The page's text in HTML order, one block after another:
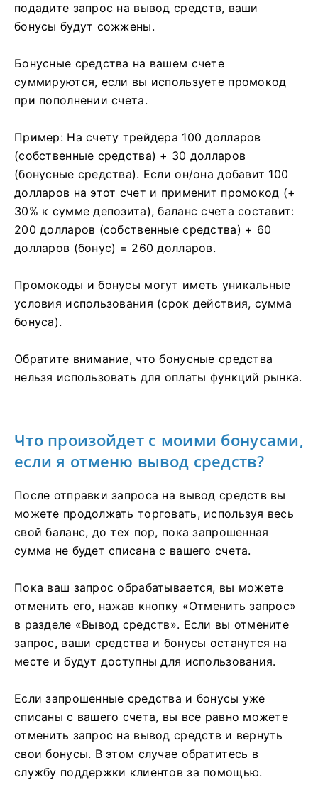
подадите запрос на вывод средств, ваши
бонусы будут сожжены.
Бонусные средства на вашем счете
суммируются, если вы используете промокод
при пополнении счета.
Пример: На счету трейдера 100 долларов
(собственные средства) + 30 долларов
(бонусные средства). Если он/она добавит 100
долларов на этот счет и применит промокод (+
30% к сумме депозита), баланс счета составит:
200 долларов (собственные средства) + 60
долларов (бонус) = 260 долларов.
Промокоды и бонусы могут иметь уникальные
условия использования (срок действия, сумма
бонуса).
Обратите внимание, что бонусные средства
нельзя использовать для оплаты функций рынка.
Что произойдет с моими бонусами,
если я отменю вывод средств?
После отправки запроса на вывод средств вы
можете продолжать торговать, используя весь
свой баланс, до тех пор, пока запрошенная
сумма не будет списана с вашего счета.
Пока ваш запрос обрабатывается, вы можете
отменить его, нажав кнопку «Отменить запрос»
в разделе «Вывод средств». Если вы отмените
запрос, ваши средства и бонусы останутся на
месте и будут доступны для использования.
Если запрошенные средства и бонусы уже
списаны с вашего счета, вы все равно можете
отменить запрос на вывод средств и вернуть
свои бонусы. В этом случае обратитесь в
службу поддержки клиентов за помощью.